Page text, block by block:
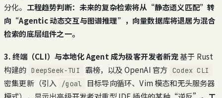
分化。 工程趋势判断：未来的复杂检索将从“静态语义匹配”转
向“Agentic 动态交互与图谱推理”，向量数据库将退居为混合
检索的底层组件之一。
3. 终端（CLI）与本地化 Agent 成为极客开发者新宠基于 Rust
构建的 DeepSeek-TUI 霸榜，以及 OpenAI 官方 Codex CLI
密集更新（引入 /goal
目标导向循环、Vim 模态和无头服务器